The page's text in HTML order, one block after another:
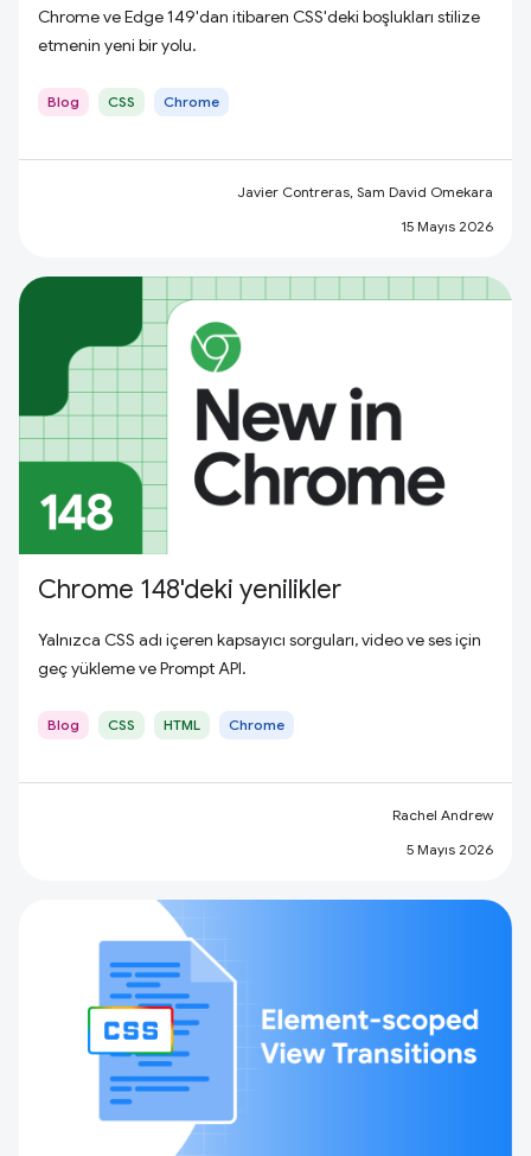
Chrome ve Edge 149'dan itibaren CSS'deki boşlukları stilize
etmenin yeni bir yolu.
Blog CSS Chrome
Javier Contreras, Sam David Omekara
15 Mayıs 2026
Chrome 148'deki yenilikler
Yalnızca CSS adı içeren kapsayıcı sorguları, video ve ses için
geç yükleme ve Prompt API.
Blog CSS HTML Chrome
Rachel Andrew
5 Mayıs 2026